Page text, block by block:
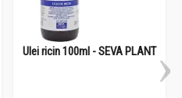
Ulei ricin 100ml - SEVA PLANT